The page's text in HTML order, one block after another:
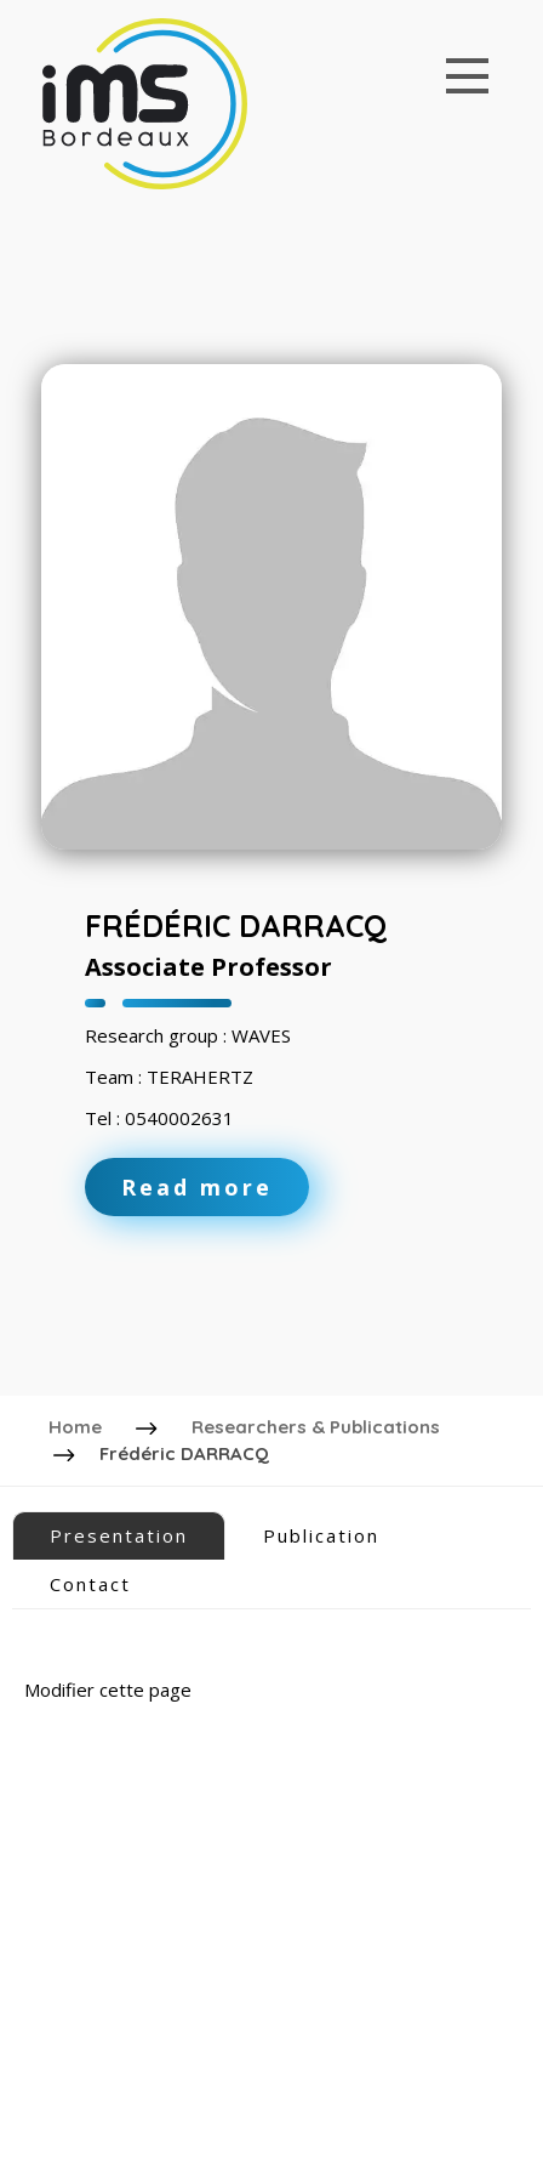
FRÉDÉRIC DARRACQ
Associate Professor
Research group : WAVES
Team : TERAHERTZ
Tel : 0540002631
Read more
Home
Researchers & Publications
Frédéric DARRACQ
Presentation
Publication
Contact
Modifier cette page